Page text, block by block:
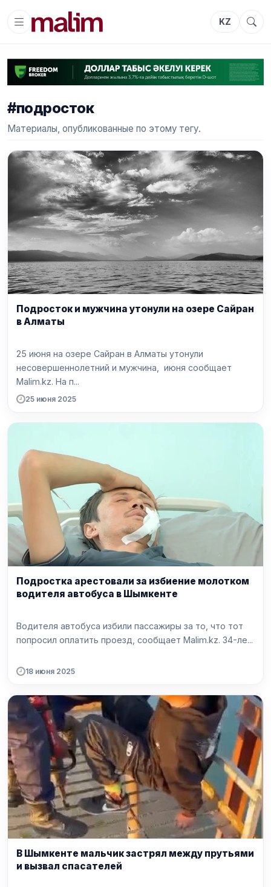
KZ
#подросток
Материалы, опубликованные по этому тегу.
Подросток и мужчина утонули на озере Сайран
в Алматы
25 июня на озере Сайран в Алматы утонули
несовершеннолетний и мужчина, июня сообщает
Malim.kz. На п...
25 июня 2025
Подростка арестовали за избиение молотком
водителя автобуса в Шымкенте
Водителя автобуса избили пассажиры за то, что тот
попросил оплатить проезд, сообщает Malim.kz. 34-ле...
18 июня 2025
В Шымкенте мальчик застрял между прутьями
и вызвал спасателей